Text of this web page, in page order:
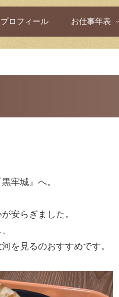
プロフィール お仕事年表
牢城』へ。
安らぎました。
を見るのおすすめです。